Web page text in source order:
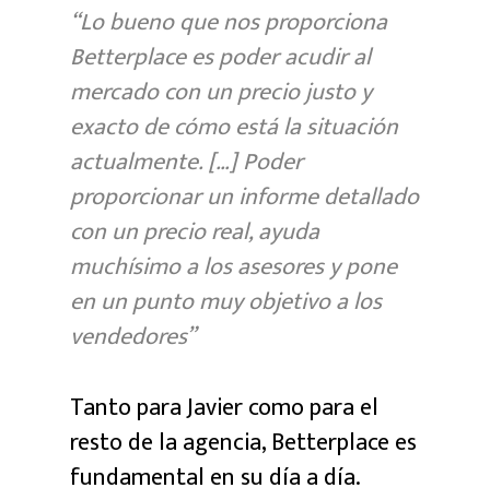
“Lo bueno que nos proporciona
Betterplace es poder acudir al
mercado con un precio justo y
exacto de cómo está la situación
actualmente. […] Poder
proporcionar un informe detallado
con un precio real, ayuda
muchísimo a los asesores y pone
en un punto muy objetivo a los
vendedores”
Tanto para Javier como para el
resto de la agencia, Betterplace es
fundamental en su día a día.